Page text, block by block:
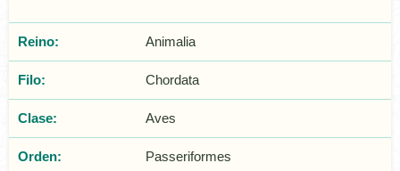
Reino: Animalia
Filo: Chordata
Clase: Aves
Orden: Passeriformes